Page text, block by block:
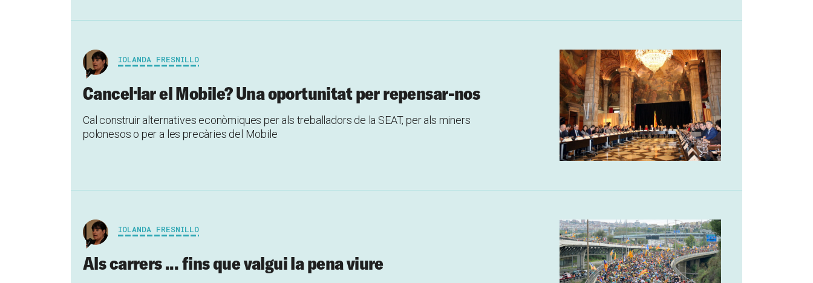
IOLANDA FRESNILLO
Cancel·lar el Mobile? Una oportunitat per repensar-nos
Cal construir alternatives econòmiques per als treballadors de la SEAT, per als miners
polonesos o per a les precàries del Mobile
IOLANDA FRESNILLO
Als carrers ... fins que valgui la pena viure